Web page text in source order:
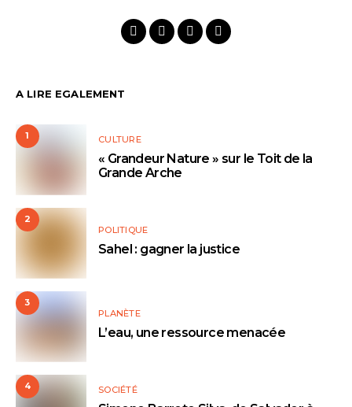
A LIRE EGALEMENT
1 CULTURE
« Grandeur Nature » sur le Toit de la
Grande Arche
2
POLITIQUE
Sahel : gagner la justice
3
PLANÈTE
L’eau, une ressource menacée
4 SOCIÉTÉ